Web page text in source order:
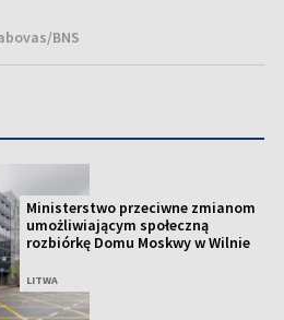
BNS
Ministerstwo przeciwne zmianom
umożliwiającym społeczną
rozbiórkę Domu Moskwy w Wilnie
LITWA